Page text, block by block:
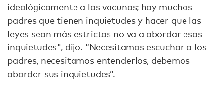
ideológicamente a las vacunas; hay muchos
padres que tienen inquietudes y hacer que las
leyes sean más estrictas no va a abordar esas
inquietudes", dijo. “Necesitamos escuchar a los
padres, necesitamos entenderlos, debemos
abordar sus inquietudes”.